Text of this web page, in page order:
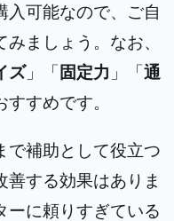
入可能なので、ご自
ましょう。なお、
ズ」「固定力 」「通
すめです。
で補助として役立つ
善する効果はありま
ーに頼りすぎている